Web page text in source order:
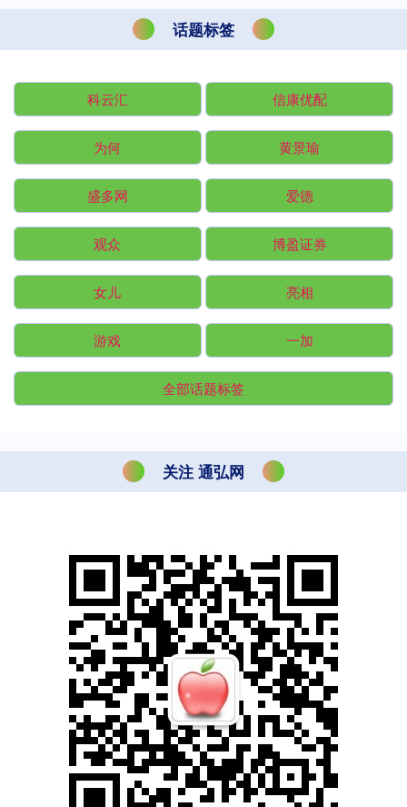
话题标签
科云汇 信康优配
为何 黄景瑜
盛多网 爱德
观众 博盈证券
女儿 亮相
游戏 一加
全部话题标签
关注 通弘网